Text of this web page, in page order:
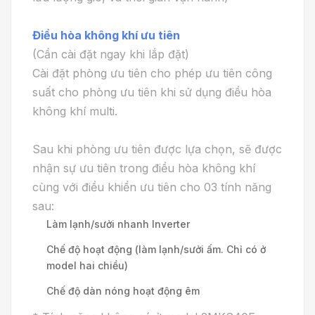
Điều hòa không khí ưu tiên
(Cần cài đặt ngay khi lắp đặt)
Cài đặt phòng ưu tiên cho phép ưu tiên công
suất cho phòng ưu tiên khi sử dụng điều hòa
không khí multi.
Sau khi phòng ưu tiên được lựa chọn, sẽ được
nhận sự ưu tiên trong điều hòa không khí
cùng với điều khiển ưu tiên cho 03 tính năng
sau:
Làm lạnh/sưởi nhanh Inverter
Chế độ hoạt động (làm lạnh/sưởi ấm. Chỉ có ở
model hai chiều)
Chế độ dàn nóng hoạt động êm